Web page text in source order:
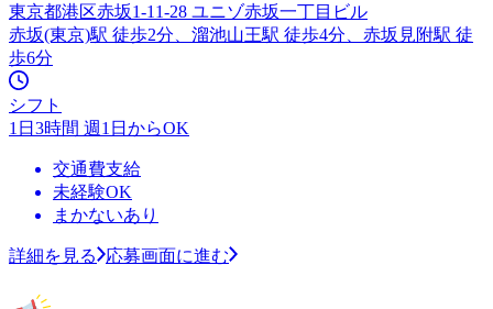
東京都港区赤坂1-11-28 ユニゾ赤坂一丁目ビル
赤坂(東京)駅 徒歩2分、溜池山王駅 徒歩4分、赤坂見附駅 徒
歩6分
シフト
1日3時間 週1日からOK
交通費支給
未経験OK
まかないあり
詳細を見る 応募画面に進む